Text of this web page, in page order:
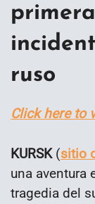
ruso
Click here to
KURSK(sitio
una aventura
tragedia del